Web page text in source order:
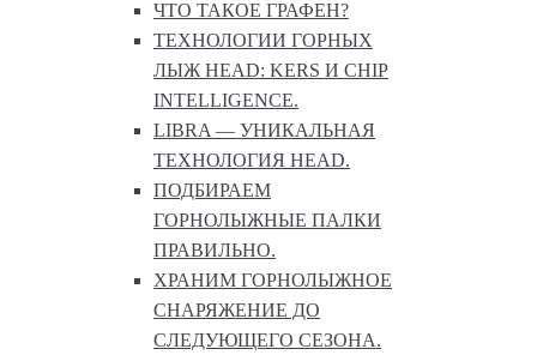
ЧТО ТАКОЕ ГРАФЕН?
ТЕХНОЛОГИИ ГОРНЫХ
ЛЫЖ HEAD: KERS И CHIP
INTELLIGENCE.
LIBRA — УНИКАЛЬНАЯ
ТЕХНОЛОГИЯ HEAD.
ПОДБИРАЕМ
ГОРНОЛЫЖНЫЕ ПАЛКИ
ПРАВИЛЬНО.
ХРАНИМ ГОРНОЛЫЖНОЕ
СНАРЯЖЕНИЕ ДО
СЛЕДУЮЩЕГО СЕЗОНА.